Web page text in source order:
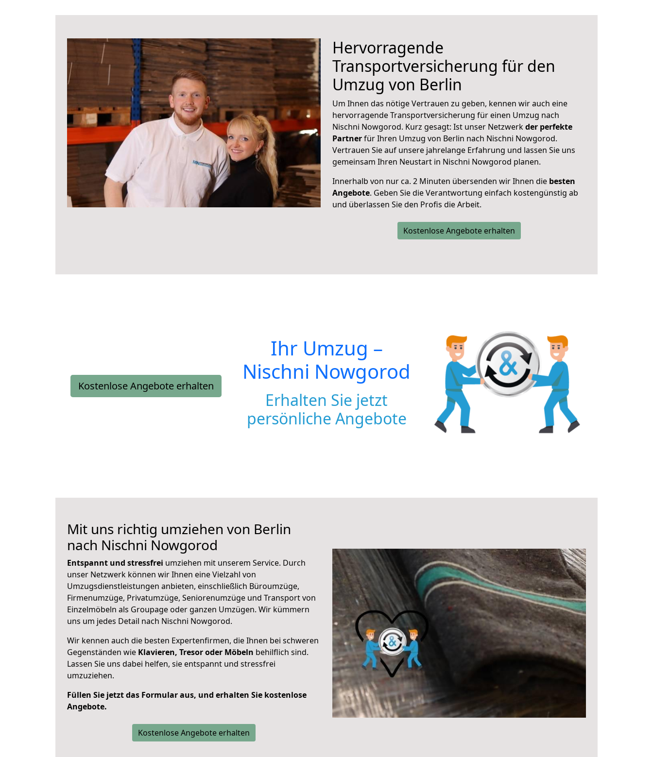
Hervorragende
Transportversicherung für den
Umzug von Berlin
Um Ihnen das nötige Vertrauen zu geben, kennen wir auch eine
hervorragende Transportversicherung für einen Umzug nach
Nischni Nowgorod. Kurz gesagt: Ist unser Netzwerkder perfekte
Partnerfür Ihren Umzug von Berlin nach Nischni Nowgorod.
Vertrauen Sie auf unsere jahrelange Erfahrung und lassen Sie uns
gemeinsam Ihren Neustart in Nischni Nowgorod planen.
Innerhalb von nur ca. 2 Minuten übersenden wir Ihnen die besten
Angebote. Geben Sie die Verantwortung einfach kostengünstig ab
und überlassen Sie den Profis die Arbeit.
Kostenlose Angebote erhalten
Kostenlose Angebote erhalten
Ihr Umzug –
Nischni Nowgorod
Erhalten Sie jetzt
persönliche Angebote
Mit uns richtig umziehen von Berlin
nach Nischni Nowgorod
Entspannt und stressfrei umziehen mit unserem Service. Durch
unser Netzwerk können wir Ihnen eine Vielzahl von
Umzugsdienstleistungen anbieten, einschließlich Büroumzüge,
Firmenumzüge, Privatumzüge, Seniorenumzüge und Transport von
Einzelmöbeln als Groupage oder ganzen Umzügen. Wir kümmern
uns um jedes Detail nach Nischni Nowgorod.
Wir kennen auch die besten Expertenfirmen, die Ihnen bei schweren
Gegenständen wie Klavieren, Tresor oder Möbeln behilflich sind.
Lassen Sie uns dabei helfen, sie entspannt und stressfrei
umzuziehen.
Füllen Sie jetzt das Formular aus, und erhalten Sie kostenlose
Angebote.
Kostenlose Angebote erhalten